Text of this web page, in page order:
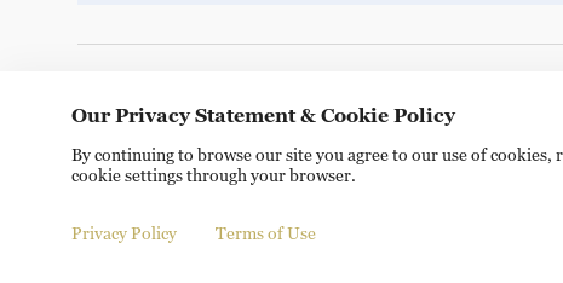
© China Radio International.CRI. All Rights Reserved. 16A
Our Privacy Statement & Cookie Policy
By continuing to browse our site you agree to our use of cookies,
cookie settings through your browser.
Privacy Policy Terms of Use